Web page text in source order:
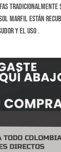
tradicionalmente
marfil están
y el uso .